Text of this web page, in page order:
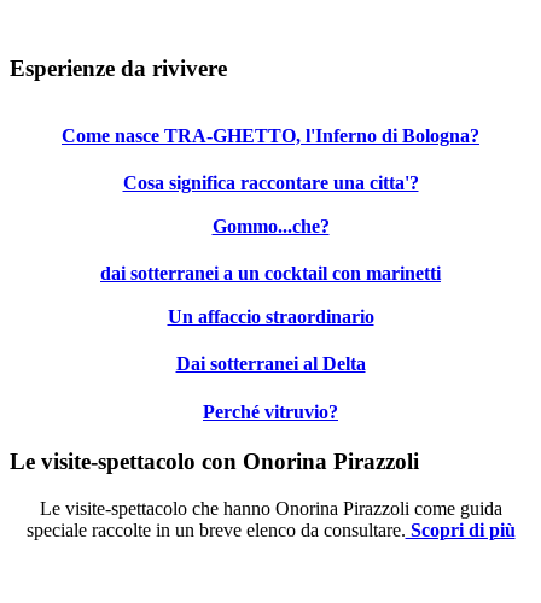
Esperienze da rivivere
Come nasce TRA-GHETTO, l'Inferno di Bologna?
Cosa significa raccontare una citta'?
Gommo...che?
dai sotterranei a un cocktail con marinetti
Un affaccio straordinario
Dai sotterranei al Delta
Perché vitruvio?
Le visite-spettacolo con Onorina Pirazzoli
Le visite-spettacolo che hanno Onorina Pirazzoli come guida
speciale raccolte in un breve elenco da consultare. Scopri di più